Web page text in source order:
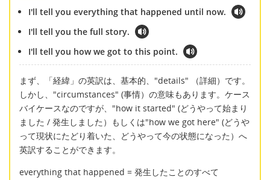
I'll tell you everything that happened until now.
I'll tell you the full story.
I'll tell you how we got to this point.
まず、「経緯」の英訳は、基本的、"details" （詳細）です。
しかし、"circumstances" (事情）の意味もあります。ケース
バイケースなのですが、"how it started" (どうやって始まり
ました / 発生しました）もしくは"how we got here" (どうや
って現状にたどり着いた、どうやって今の状態になった）へ
英訳することができます。
everything that happened = 発生したことのすべて